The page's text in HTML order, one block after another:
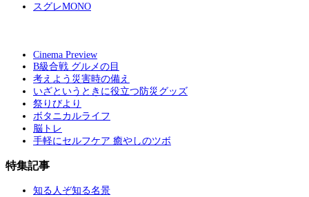
スグレMONO
Cinema Preview
B級合戦 グルメの目
考えよう災害時の備え
いざというときに役立つ防災グッズ
祭りびより
ボタニカルライフ
脳トレ
手軽にセルフケア 癒やしのツボ
特集記事
知る人ぞ知る名景